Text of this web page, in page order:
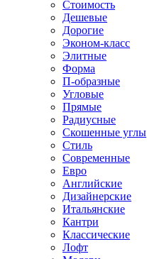
Стоимость
Дешевые
Дорогие
Эконом-класс
Элитные
Форма
П-образные
Угловые
Прямые
Радиусные
Скошенные углы
Стиль
Современные
Евро
Английские
Дизайнерские
Итальянские
Кантри
Классические
Лофт